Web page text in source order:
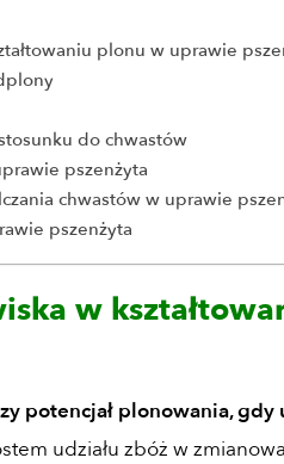
plonu w uprawie
do chwastów
pszenżyta
chwastów w uprawie
pszenżyta
w
potencjał plonowania,
udziału zbóż w